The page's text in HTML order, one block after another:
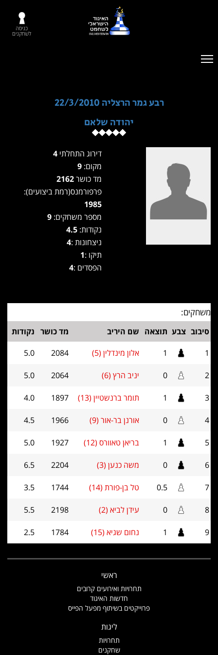
כניסה
לשחקנים
רבע גמר הרצליה 22/3/2010
יהודה שלאם
דירוג התחלתי
מקום:
מד כושר
פרפורמנס(רמת ביצועים):
1985
מספר משחקים:
נקודות: 4.5
ניצחונות :4
תיקו :1
הפסדים :4
משחקים:
סיבוב צבע תוצאה שם היריב מד כושר נקודות
1
1 אלון מינדלין (5) 2084
5.0
2
0 יניב הרץ (6) 2064
5.0
3
1 תומר ברנשטיין (13) 1897
4.0
4
0 אורנן בר-אור (9) 1966
4.5
5
1 בריאן טאוורס (12) 1927
5.0
6
0 משה כנען (3) 2204
6.5
7
0.5 טל בן-פורת (14) 1744
3.5
8
0 עידן לביא (2) 2198
5.5
9
1 נחום שגיא (15) 1784
2.5
ראשי
תחרויות ואירועים קרובים
חדשות האיגוד
פרוייקטים בשיתוף מפעל הפייס
ליגות
תחרויות
שחקנים